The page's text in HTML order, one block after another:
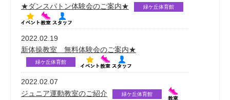
★ダンスバトン体験会のご案内★
緑ケ丘体育館
2022.02.19
新体操教室 無料体験会のご案内★
緑ケ丘体育館
2022.02.07
ジュニア運動教室のご紹介
緑ケ丘体育館